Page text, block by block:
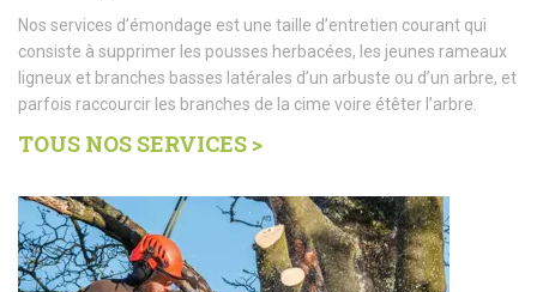
Nos services d’émondage est une taille d’entretien courant qui
consiste à supprimer les pousses herbacées, les jeunes rameaux
ligneux et branches basses latérales d’un arbuste ou d’un arbre, et
parfois raccourcir les branches de la cime voire étêter l’arbre.
TOUS NOS SERVICES >